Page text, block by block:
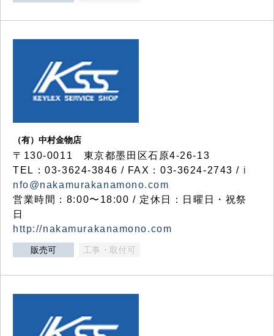
（有）中村金物店
〒130-0011 東京都墨田区石原4-26-13
TEL：03-3624-3846 / FAX：03-3624-2743 / i
nfo@nakamurakanamono.com
営業時間：8:00〜18:00 / 定休日：日曜日・祝祭
日
http://nakamurakanamono.com
販売可 工事・取付可